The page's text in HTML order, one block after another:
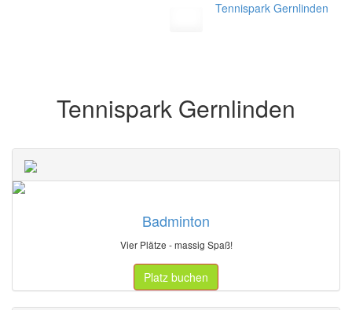
Tennispark Gernlinden
Tennispark Gernlinden
Badminton
Vier Plätze - massig Spaß!
Platz buchen